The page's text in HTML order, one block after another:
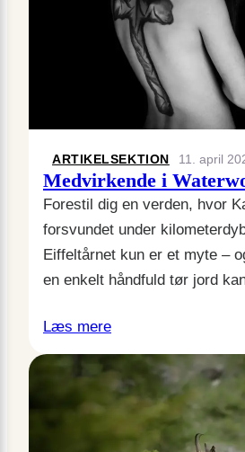
ARTIKELSEKTION 11. april
Medvirkende i
Forestil dig en verden, hvor
forsvundet under
Eiffeltårnet kun er et myte –
en enkelt håndfuld tør jord
Læs mere